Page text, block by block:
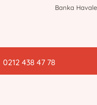
Banka
0212 438 47 78